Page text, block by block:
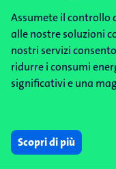
Assumete il controllo
alle nostre soluzioni
nostri servizi
ridurre i consumi
significativi e una
Scopri di più